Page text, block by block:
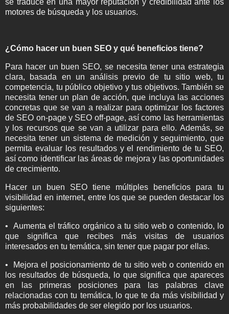
motores de búsqueda y los usuarios.
¿Cómo hacer un buen SEO y qué beneficios tiene?
Para hacer un buen SEO, se necesita tener una estrategia
clara, basada en un análisis previo de tu sitio web, tu
competencia, tu público objetivo y tus objetivos. También se
necesita tener un plan de acción, que incluya las acciones
concretas que se van a realizar para optimizar los factores
de SEO on-page y SEO off-page, así como las herramientas
y los recursos que se van a utilizar para ello. Además, se
necesita tener un sistema de medición y seguimiento, que
permita evaluar los resultados y el rendimiento de tu SEO,
así como identificar las áreas de mejora y las oportunidades
de crecimiento.
Hacer un buen SEO tiene múltiples beneficios para tu
visibilidad en internet, entre los que se pueden destacar los
siguientes:
• Aumenta el tráfico orgánico a tu sitio web o contenido, lo
que significa que recibes más visitas de usuarios
interesados en tu temática, sin tener que pagar por ellas.
• Mejora el posicionamiento de tu sitio web o contenido en
los resultados de búsqueda, lo que significa que apareces
en las primeras posiciones para las palabras clave
relacionadas con tu temática, lo que te da más visibilidad y
más probabilidades de ser elegido por los usuarios.